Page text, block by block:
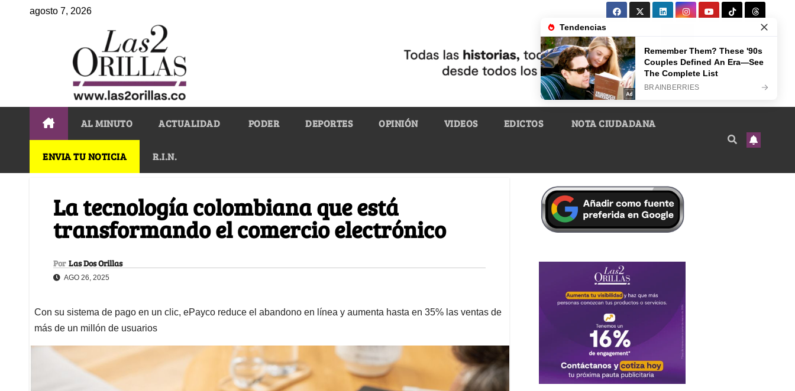
agosto 7, 2026
AL MINUTO ACTUALIDAD PODER DEPORTES OPINIÓN VIDEOS EDICTOS NOTA CIUDADANA
ENVIA TU NOTICIA R.I.N.
La tecnología colombiana que está
transformando el comercio electrónico
Por Las Dos Orillas
AGO 26, 2025
Con su sistema de pago en un clic, ePayco reduce el abandono en línea y aumenta hasta en 35% las ventas de
más de un millón de usuarios